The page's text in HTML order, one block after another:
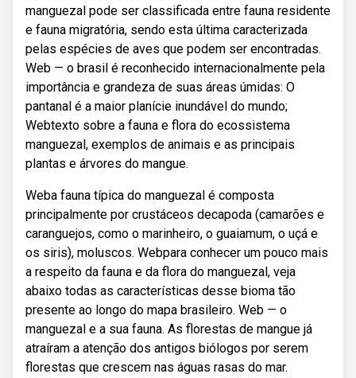
manguezal pode ser classificada entre fauna residente
e fauna migratória, sendo esta última caracterizada
pelas espécies de aves que podem ser encontradas.
Web — o brasil é reconhecido internacionalmente pela
importância e grandeza de suas áreas úmidas: O
pantanal é a maior planície inundável do mundo;
Webtexto sobre a fauna e flora do ecossistema
manguezal, exemplos de animais e as principais
plantas e árvores do mangue.
Weba fauna típica do manguezal é composta
principalmente por crustáceos decapoda (camarões e
caranguejos, como o marinheiro, o guaiamum, o uçá e
os siris), moluscos. Webpara conhecer um pouco mais
a respeito da fauna e da flora do manguezal, veja
abaixo todas as características desse bioma tão
presente ao longo do mapa brasileiro. Web — o
manguezal e a sua fauna. As florestas de mangue já
atraíram a atenção dos antigos biólogos por serem
florestas que crescem nas águas rasas do mar.